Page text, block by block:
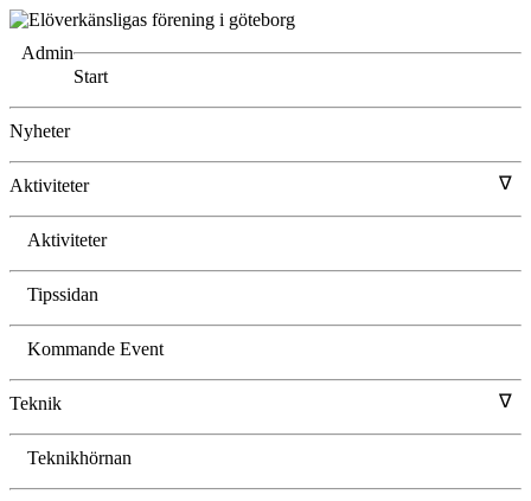
Admin
Start
Nyheter
Aktiviteter ∇
Aktiviteter
Tipssidan
Kommande Event
Teknik ∇
Teknikhörnan